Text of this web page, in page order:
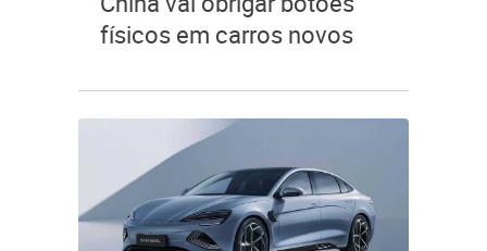
físicos em carros novos